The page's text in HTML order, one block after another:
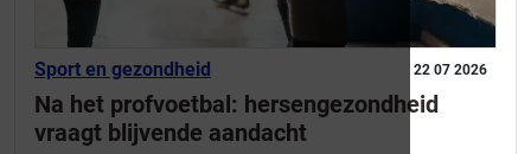
22 07 2026
Sport en gezondheid
Na het profvoetbal: hersengezondheid
vraagt blijvende aandacht